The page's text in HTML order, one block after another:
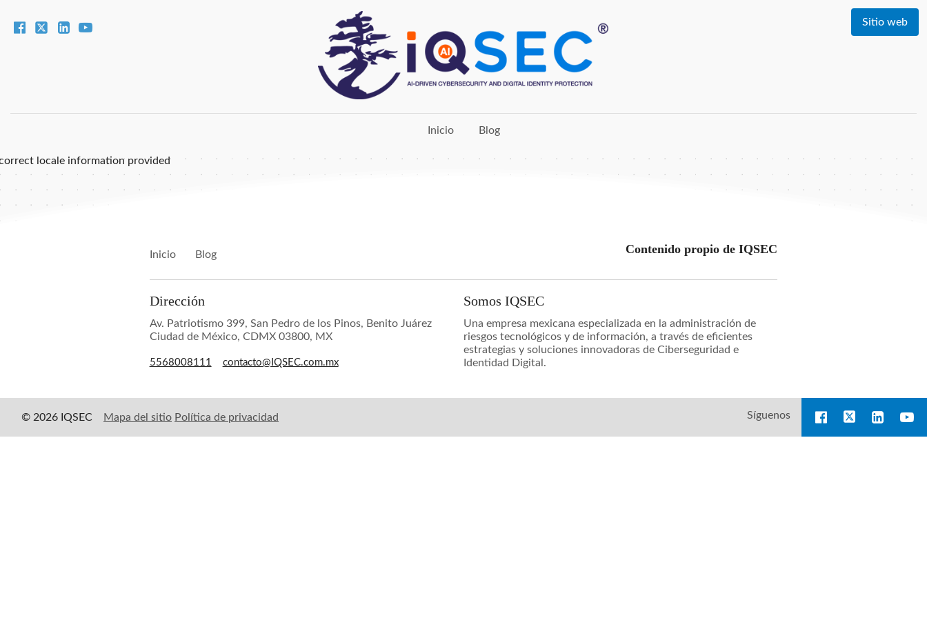
Inicio Blog
Sitio web
locale information provided
Inicio Blog Contenido propio de IQSEC
Dirección
Av. Patriotismo 399, San Pedro de los Pinos, Benito Juárez
Ciudad de México, CDMX 03800, MX
5568008111 contacto@IQSEC.com.mx
Somos IQSEC
Una empresa mexicana especializada en la administración de
riesgos tecnológicos y de información, a través de eficientes
estrategias y soluciones innovadoras de Ciberseguridad e
Identidad Digital.
© 2026 IQSEC Mapa del sitio Política de privacidad Síguenos